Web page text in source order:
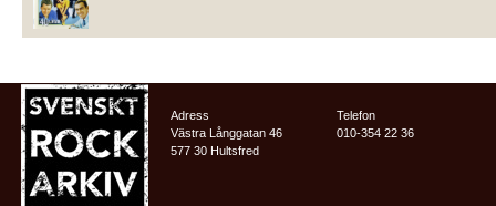
Adress
Västra Långgatan 46
577 30 Hultsfred
Telefon
010-354 22 36